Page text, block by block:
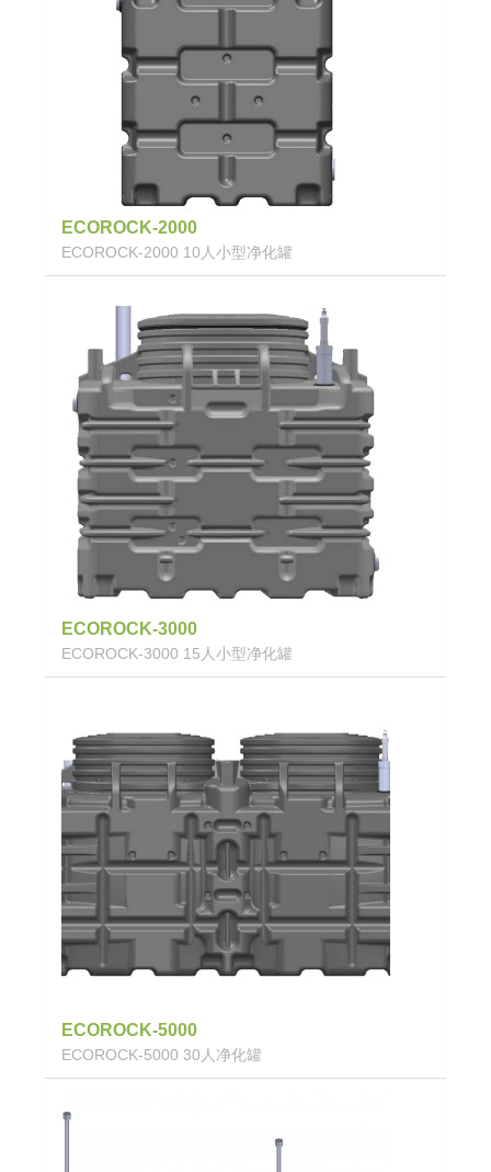
ECOROCK-2000
ECOROCK-2000 10人小型净化罐
ECOROCK-3000
ECOROCK-3000 15人小型净化罐
ECOROCK-5000
ECOROCK-5000 30人净化罐